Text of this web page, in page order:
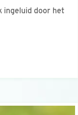
ingeluid door het